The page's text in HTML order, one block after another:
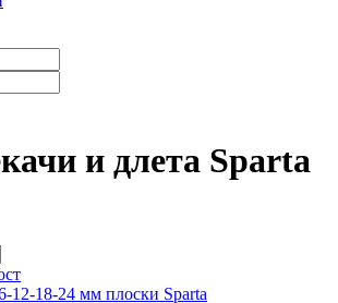
и длета Sparta